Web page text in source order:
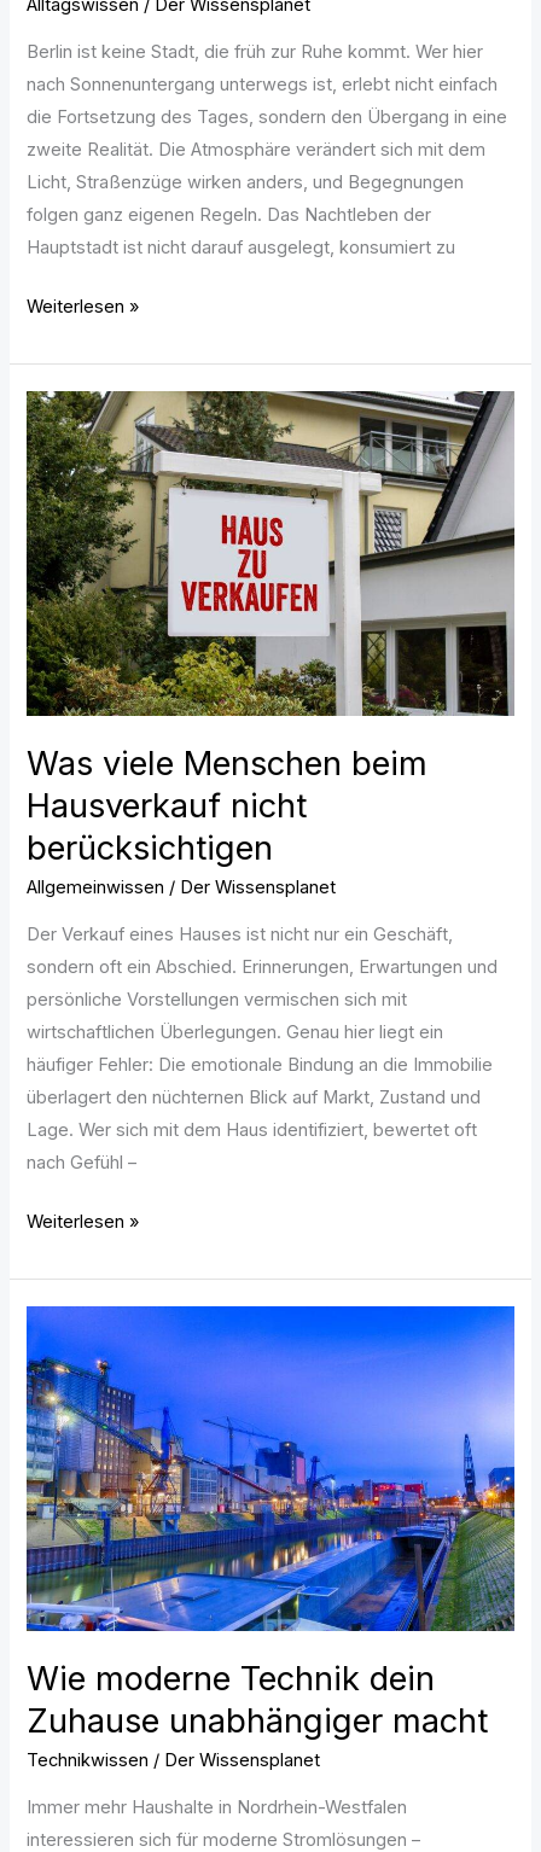
Alltagswissen / Der Wissensplanet
Berlin ist keine Stadt, die früh zur Ruhe kommt. Wer hier
nach Sonnenuntergang unterwegs ist, erlebt nicht einfach
die Fortsetzung des Tages, sondern den Übergang in eine
zweite Realität. Die Atmosphäre verändert sich mit dem
Licht, Straßenzüge wirken anders, und Begegnungen
folgen ganz eigenen Regeln. Das Nachtleben der
Hauptstadt ist nicht darauf ausgelegt, konsumiert zu
Weiterlesen »
Was viele Menschen beim
Hausverkauf nicht
berücksichtigen
Allgemeinwissen / Der Wissensplanet
Der Verkauf eines Hauses ist nicht nur ein Geschäft,
sondern oft ein Abschied. Erinnerungen, Erwartungen und
persönliche Vorstellungen vermischen sich mit
wirtschaftlichen Überlegungen. Genau hier liegt ein
häufiger Fehler: Die emotionale Bindung an die Immobilie
überlagert den nüchternen Blick auf Markt, Zustand und
Lage. Wer sich mit dem Haus identifiziert, bewertet oft
nach Gefühl –
Was
viele
Menschen
beim
Hausverkauf
nicht
berücksichtigen
Weiterlesen »
Wie moderne Technik dein
Zuhause unabhängiger macht
Technikwissen / Der Wissensplanet
Immer mehr Haushalte in Nordrhein-Westfalen
interessieren sich für moderne Stromlösungen –
Wie
moderne
Technik
dein
Zuhause
unabhängiger
macht